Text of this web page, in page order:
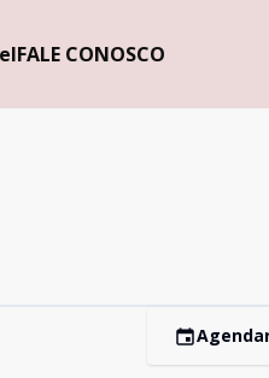
FALE CONOSCO